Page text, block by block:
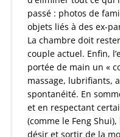
passé : photos de
objets liés à des ex-
La chambre doit
couple actuel. Enfin,
portée de main un «
massage, lubrifiants,
spontanéité. En
et en respectant
(comme le Feng
désir et sortir de la